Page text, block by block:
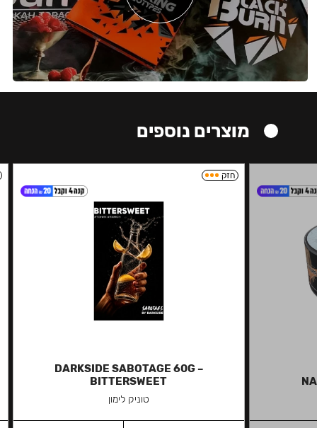
מוצרים נוספים
חזק
DARKSIDE SABOTAGE 60G –
BITTERSWEET
טוניק לימון